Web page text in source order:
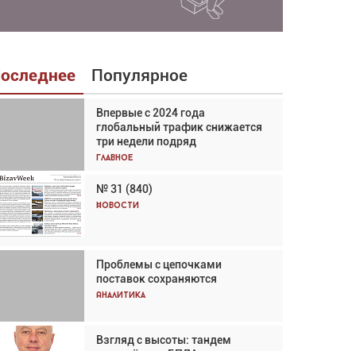
Популярное
Впервые с 2024 года
глобальный трафик снижается
три недели подряд
Главное
№ 31 (840)
Новости
Проблемы с цепочками
поставок сохраняются
Аналитика
Взгляд с высоты: тандем
Взгляд с высоты: тандем
вертолётов и БПЛА в
спасательных операциях
Главное
Авиационный фотограф Дэйв
Кох: «Фотография говорит сама
Впервые с 2024 года
глобальный трафик снижается
три недели подряд
Частный самолёт – это актив.